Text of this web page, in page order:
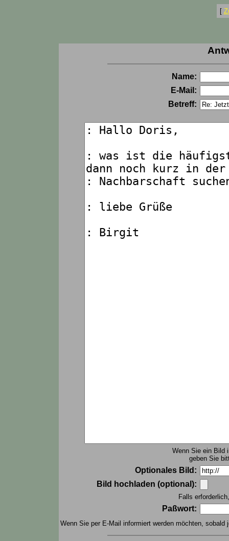
[
Name:
E-Mail:
Betreff:
Wenn Sie ein Bild
geben Sie
Optionales Bild:
Bild hochladen (optional):
Falls
Paßwort:
Wenn Sie per E-Mail informiert werden möchten,